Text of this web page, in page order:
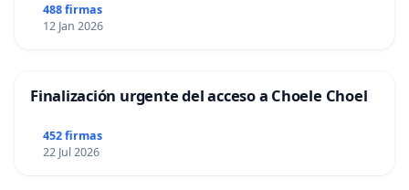
488 firmas
12 Jan 2026
Finalización urgente del acceso a Choele Choel
452 firmas
22 Jul 2026